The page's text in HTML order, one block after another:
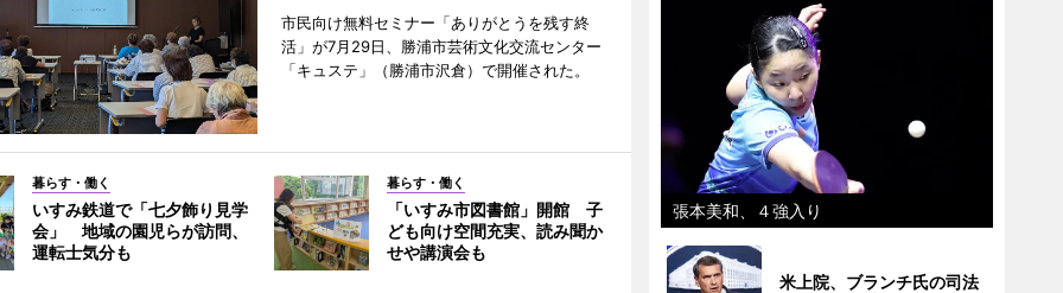
市民向け無料セミナー「ありがとうを残す終
活」が7月29日、勝浦市芸術文化交流センター
「キュステ」（勝浦市沢倉）で開催された。
暮らす・働く
いすみ鉄道で「七夕飾り見学
会」 地域の園児らが訪問、
運転士気分も
暮らす・働く
「いすみ市図書館」開館 子
ども向け空間充実、読み聞か
せや講演会も
張本美和、４強入り
米上院、ブランチ氏の司法